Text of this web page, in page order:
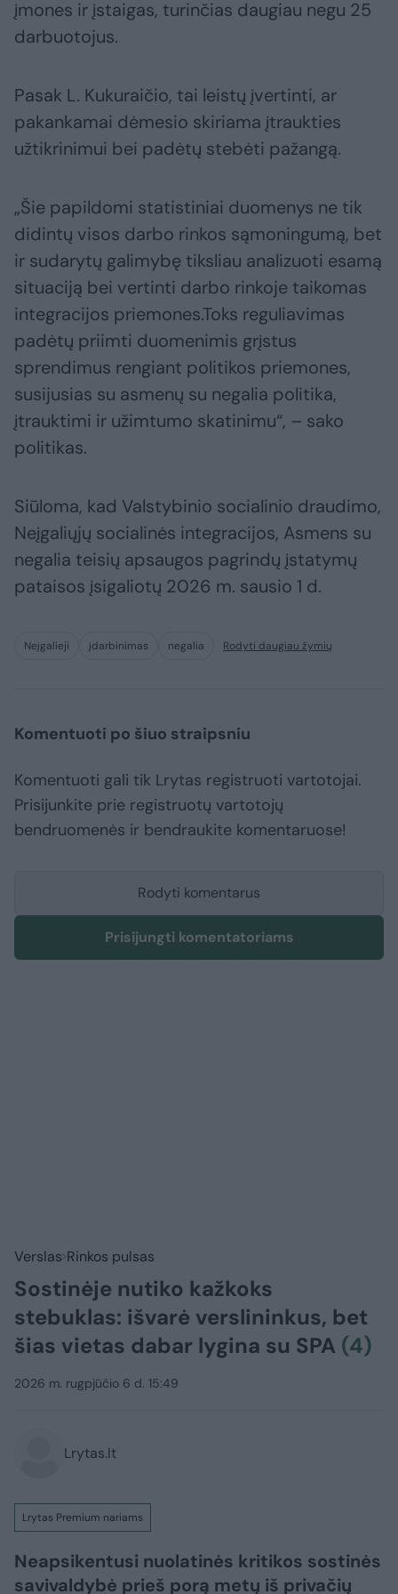
įmones ir įstaigas, turinčias daugiau negu 25
darbuotojus.
Pasak L. Kukuraičio, tai leistų įvertinti, ar
pakankamai dėmesio skiriama įtraukties
užtikrinimui bei padėtų stebėti pažangą.
„Šie papildomi statistiniai duomenys ne tik
didintų visos darbo rinkos sąmoningumą, bet
ir sudarytų galimybę tiksliau analizuoti esamą
situaciją bei vertinti darbo rinkoje taikomas
integracijos priemones.Toks reguliavimas
padėtų priimti duomenimis grįstus
sprendimus rengiant politikos priemones,
susijusias su asmenų su negalia politika,
įtrauktimi ir užimtumo skatinimu“, – sako
politikas.
Siūloma, kad Valstybinio socialinio draudimo,
Neįgaliųjų socialinės integracijos, Asmens su
negalia teisių apsaugos pagrindų įstatymų
pataisos įsigaliotų 2026 m. sausio 1 d.
Neįgalieji įdarbinimas negalia Rodyti daugiau žymių
Komentuoti po šiuo straipsniu
Komentuoti gali tik Lrytas registruoti vartotojai.
Prisijunkite prie registruotų vartotojų
bendruomenės ir bendraukite komentaruose!
Rodyti komentarus
Prisijungti komentatoriams
Verslas Rinkos pulsas
Sostinėje nutiko kažkoks
stebuklas: išvarė verslininkus, bet
šias vietas dabar lygina su SPA (4)
2026 m. rugpjūčio 6 d. 15:49
Lrytas.lt
Lrytas Premium nariams
Neapsikentusi nuolatinės kritikos sostinės
savivaldybė prieš porą metų iš privačių